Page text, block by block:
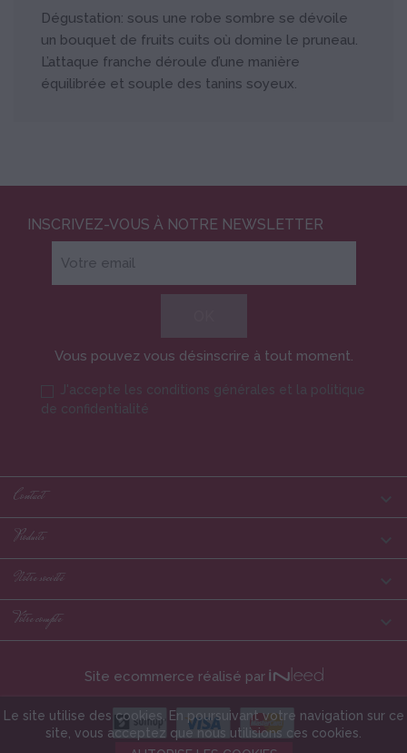
Dégustation: sous une robe sombre se dévoile
un bouquet de fruits cuits où domine le pruneau.
L’attaque franche déroule d’une manière
équilibrée et souple des tanins soyeux.
INSCRIVEZ-VOUS À NOTRE NEWSLETTER
Vous pouvez vous désinscrire à tout moment.
J'accepte les conditions générales et la politique
de confidentialité
Contact
Produits
Notre société
Votre compte
Le site utilise des cookies. En poursuivant votre navigation sur ce
site, vous acceptez que nous utilisions ces cookies.
Site ecommerce réalisé par